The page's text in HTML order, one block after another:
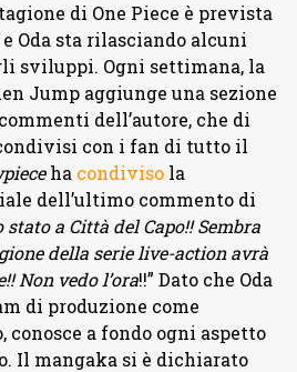
di One Piece è prevista
Oda sta rilasciando alcuni
sviluppi. Ogni settimana, la
Jump aggiunge una sezione
dell’autore, che di
con i fan di tutto il
ha condiviso la
dell’ultimo commento di
stato a Città del Capo!! Sembra
della serie live-action avrà
Non vedo l’ora!!” Dato che Oda
di produzione come
conosce a fondo ogni aspetto
Il mangaka si è dichiarato